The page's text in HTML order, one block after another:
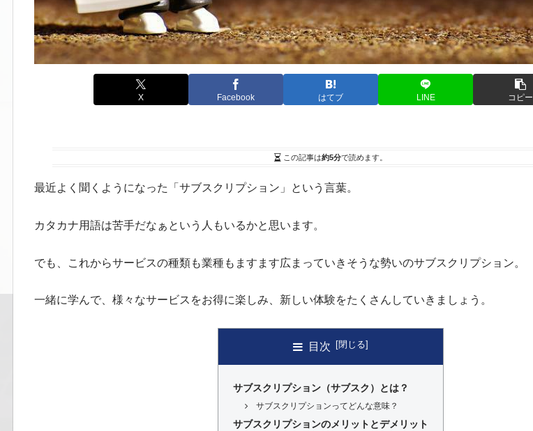
X Facebook はてブ LINE コピー
この記事は約5分で読めます。
最近よく聞くようになった「サブスクリプション」という言葉。
カタカナ用語は苦手だなぁという人もいるかと思います。
でも、これからサービスの種類も業種もますます広まっていきそうな勢いのサブスクリプション。
一緒に学んで、様々なサービスをお得に楽しみ、新しい体験をたくさんしていきましょう。
目次
サブスクリプション（サブスク）とは？
サブスクリプションってどんな意味？
サブスクリプションのメリットとデメリット